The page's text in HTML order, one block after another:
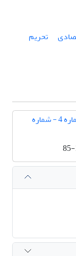
تحریم
دوره 7، شماره 4 - شماره